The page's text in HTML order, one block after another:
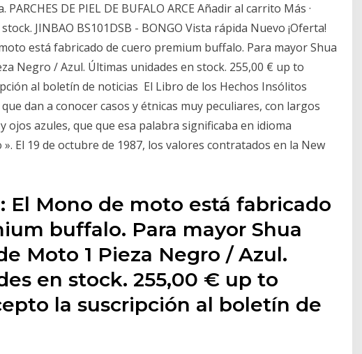
DE PIEL DE BUFALO ARCE Añadir al carrito Más ·
JINBAO BS101DSB - BONGO Vista rápida Nuevo ¡Oferta!
está fabricado de cuero premium buffalo. Para mayor Shua
Negro / Azul. Últimas unidades en stock. 255,00 € up to
al boletín de noticias El Libro de los Hechos Insólitos
dan a conocer casos y étnicas muy peculiares, con largos
ojos azules, que que esa palabra significaba en idioma
El 19 de octubre de 1987, los valores contratados en la New
El Mono de moto está fabricado
buffalo. Para mayor Shua
Moto 1 Pieza Negro / Azul.
en stock. 255,00 € up to
la suscripción al boletín de